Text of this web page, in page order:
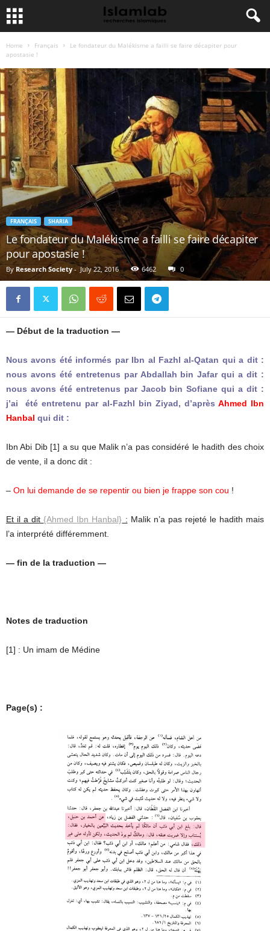
Home Français
Le fondateur du Malékisme a failli se faire décapiter pour
apostasie !
FRANÇAIS SHARIA
Le fondateur du Malékisme a failli se faire décapiter
pour apostasie !
By Research Society- July 22, 2016 6462 0
— Début de la traduction —
Nous avons été informés par Ibn al Fazhl al-Qatan qui a dit :
nous avons été entretenus par Abdallah bin Jafar qui a dit :
nous avons été entretenus par Jacob bin Sofiane qui a dit :
j’ai été entretenu par al-Fazhl bin Ziyad, d’après Ahmed Ibn
Hanbal qui dit :
Ibn Abi Dib [1] a su que Malik n’a pas considéré le hadith des choix
de vente, il a donc dit :
– On lui demande de se repentir ou bien je frappe son cou !
Et il a dit{Ahmed Ibn Hanbal} : Malik n’a pas rejeté le hadith mais
l’a interprété différemment.
— fin de la traduction —
Notes de traduction
[1] : Un imam de Médine
Page(s) :